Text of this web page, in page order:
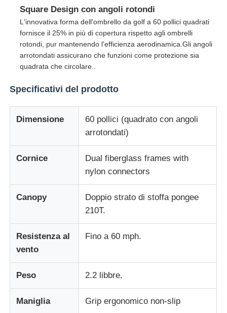
Ombrelli a manico in legno
Ombrelli UV resistenti
ombrelli di spiaggia
Square Design con angoli rotondi
L'innovativa forma dell'ombrello da golf a 60 pollici quadrati
fornisce il 25% in più di copertura rispetto agli ombrelli
rotondi, pur mantenendo l'efficienza aerodinamica.Gli angoli
arrotondati assicurano che funzioni come protezione sia
quadrata che circolare..
Specificativi del prodotto
Dimensione
60 pollici (quadrato con angoli
arrotondati)
Cornice
Dual fiberglass frames with
nylon connectors
Canopy
Doppio strato di stoffa pongee
210T.
Resistenza al
vento
Fino a 60 mph.
Peso 2.2 libbre.
Maniglia Grip ergonomico non-slip